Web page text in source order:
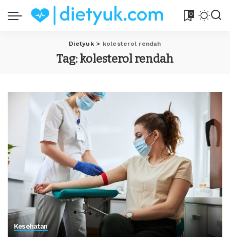
0
Dietyuk> kolesterol rendah
Tag:kolesterol rendah
Kesehatan